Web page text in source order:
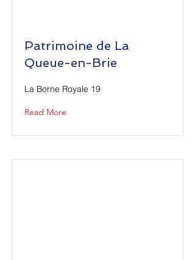
Patrimoine de La
Queue-en-Brie
La Borne Royale 19
Read More